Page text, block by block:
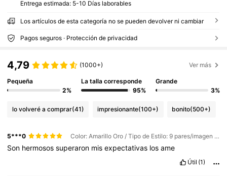
Entrega estimada: 5-10 Días laborables
Los artículos de esta categoría no se pueden devolver ni cambiar
Pagos seguros · Protección de privacidad
4,79 (1000+) Ver más
Pequeña
2%
La talla corresponde
95%
Grande
3%
lo volveré a comprar(41) impresionante(100+) bonito(500+)
5***0 Color: Amarillo Oro / Tipo de Estilo: 9 pares/imagen principal
Son hermosossuperaron misexpectativas losame
Útil (1)